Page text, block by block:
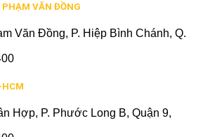
VĂN ĐỒNG
Văn Đồng, P. Hiệp Bình Chánh, Q.
Hợp, P. Phước Long B, Quận 9,